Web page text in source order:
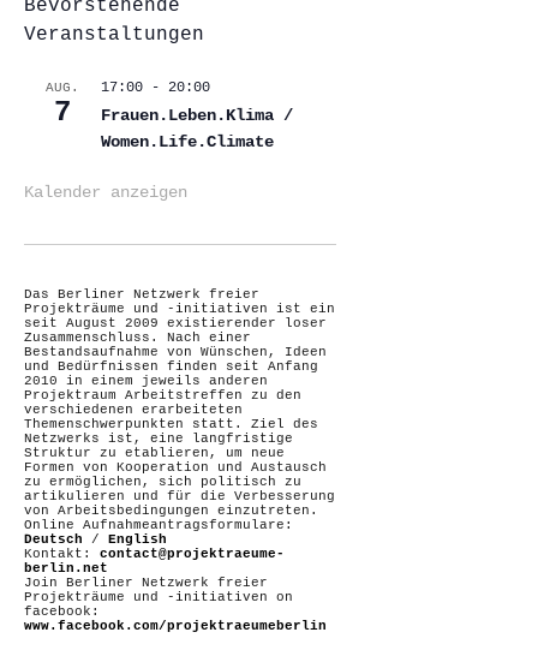
Bevorstehende
Veranstaltungen
AUG.
7
17:00 - 20:00
Frauen.Leben.Klima /
Women.Life.Climate
Kalender anzeigen
Das Berliner Netzwerk freier
Projekträume und -initiativen ist ein
seit August 2009 existierender loser
Zusammenschluss. Nach einer
Bestandsaufnahme von Wünschen, Ideen
und Bedürfnissen finden seit Anfang
2010 in einem jeweils anderen
Projektraum Arbeitstreffen zu den
verschiedenen erarbeiteten
Themenschwerpunkten statt. Ziel des
Netzwerks ist, eine langfristige
Struktur zu etablieren, um neue
Formen von Kooperation und Austausch
zu ermöglichen, sich politisch zu
artikulieren und für die Verbesserung
von Arbeitsbedingungen einzutreten.
Online Aufnahmeantragsformulare:
Deutsch / English
Kontakt: contact@projektraeume-
berlin.net
Join Berliner Netzwerk freier
Projekträume und -initiativen on
facebook:
www.facebook.com/projektraeumeberlin